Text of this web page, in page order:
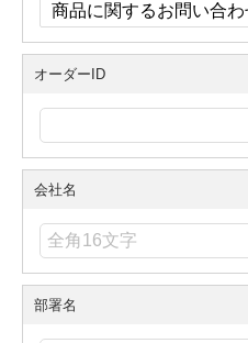
オーダーID
会社名
部署名